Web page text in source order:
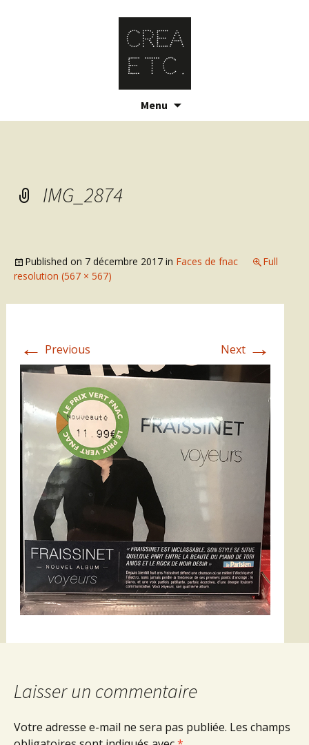
Menu
IMG_2874
Published on 7 décembre 2017 in Faces de fnac
Full
resolution (567 × 567)
← Previous Next →
Laisser un commentaire
Votre adresse e-mail ne sera pas publiée. Les champs